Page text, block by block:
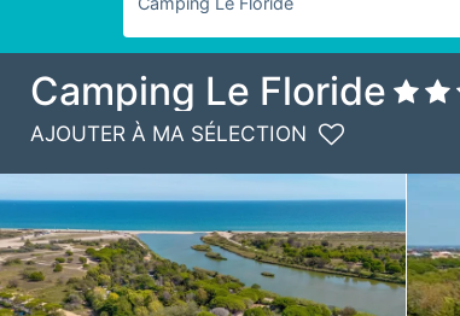
Camping Le Floride
AJOUTER À MA SÉLECTION